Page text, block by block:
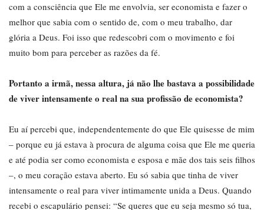
com a consciência que Ele me envolvia, ser economista e fazer o
melhor que sabia com o sentido de, com o meu trabalho, dar
glória a Deus. Foi isso que redescobri com o movimento e foi
muito bom para perceber as razões da fé.
Portanto a irmã, nessa altura, já não lhe bastava a possibilidade
de viver intensamente o real na sua profissão de economista?
Eu aí percebi que, independentemente do que Ele quisesse de mim
– porque eu já estava à procura de alguma coisa que Ele me queria
e até podia ser como economista e esposa e mãe dos tais seis filhos
–, o meu coração estava aberto. Eu só sabia que tinha de viver
intensamente o real para viver intimamente unida a Deus. Quando
recebi o escapulário pensei: “Se queres que eu seja mesmo só tua,